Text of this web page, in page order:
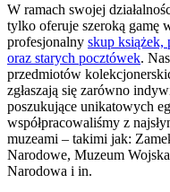
W ramach swojej
tylko oferuje szeroką gamę
profesjonalny skup książek,
oraz starych pocztówek.
przedmiotów
zgłaszają się zarówno
poszukujące unikatowych
współpracowaliśmy z
muzeami – takimi jak:
Narodowe, Muzeum
Narodowa i in.